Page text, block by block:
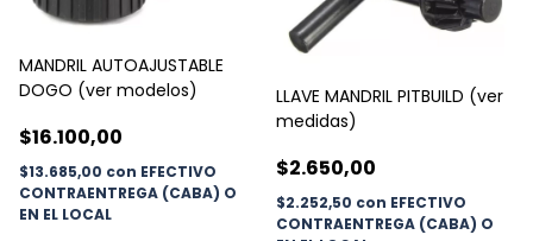
MANDRIL AUTOAJUSTABLE
DOGO (ver modelos)
$16.100,00
$13.685,00 con EFECTIVO
CONTRAENTREGA (CABA) O
EN EL LOCAL
LLAVE MANDRIL PITBUILD (ver
medidas)
$2.650,00
$2.252,50 con EFECTIVO
CONTRAENTREGA (CABA) O